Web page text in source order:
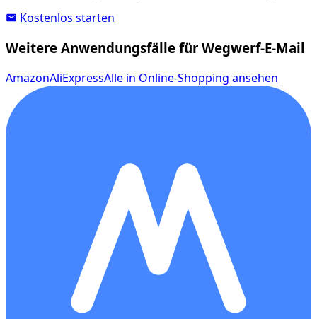
Kostenlos starten
Weitere Anwendungsfälle für Wegwerf-E-Mail
AmazonAliExpressAlle in Online-Shopping ansehen